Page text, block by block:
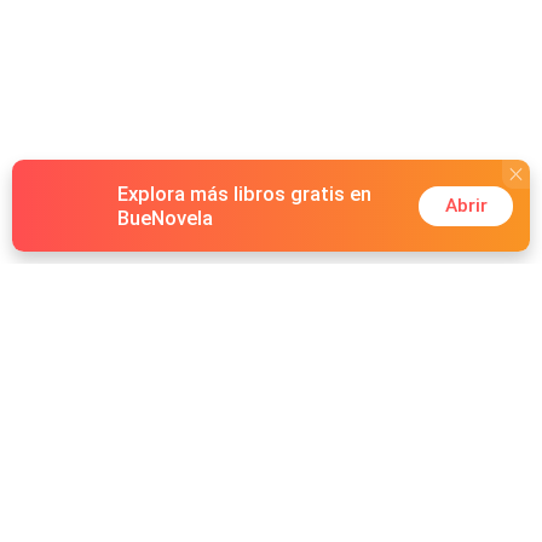
Explora más libros gratis en
BueNovela
Abrir